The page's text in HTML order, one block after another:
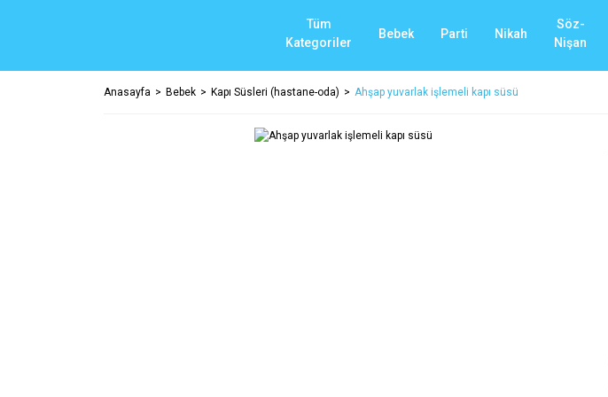
Tüm
Kategoriler
Bebek Parti Nikah
Söz-
Nişan
Anasayfa Bebek Kapı Süsleri (hastane-oda) Ahşap yuvarlak işlemeli kapı süsü